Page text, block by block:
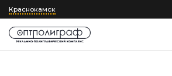
Краснокамск